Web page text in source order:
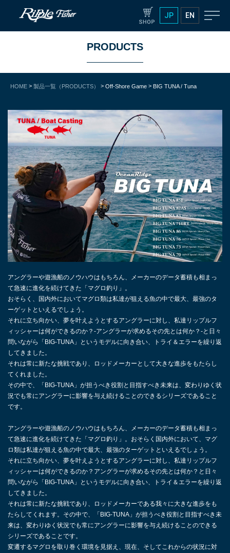
JP EN
PRODUCTS
HOME > 製品一覧（PRODUCTS） > Off-Shore Game > BIG TUNA / Tuna
アングラーや遊漁船のノウハウはもちろん、メーカーのデータ蓄積も相まっ
て急速に進化を続けてきた「マグロ釣り」。
おそらく、国内外においてマグロ類は私達が狙える魚の中で最大、最強のタ
ーゲットといえるでしょう。
それに立ち向かい、夢を叶えようとするアングラーに対し、私達リップルフ
ィッシャーは何ができるのか？-アングラーが求めるその先とは何か？-と日々
問いながら「BIG-TUNA」というモデルに向き合い、トライ＆エラーを繰り返
してきました。
それは常に新たな挑戦であり、ロッドメーカーとして大きな進歩をもたらし
てくれました。
その中で、「BIG-TUNA」が担うべき役割と目指すべき未来は、変わりゆく状
況でも常にアングラーに影響を与え続けることのできるシリーズであること
です。
アングラーや遊漁船のノウハウはもちろん、メーカーのデータ蓄積も相まっ
て急速に進化を続けてきた「マグロ釣り」。おそらく国内外において、マグ
ロ類は私達が狙える魚の中で最大、最強のターゲットといえるでしょう。
それに立ち向かい、夢を叶えようとするアングラーに対し、私達リップルフ
ィッシャーは何ができるのか？アングラーが求めるその先とは何か？と日々
問いながら「BIG-TUNA」というモデルに向き合い、トライ＆エラーを繰り返
してきました。
それは常に新たな挑戦であり、ロッドメーカーである我々に大きな進歩をも
たらしてくれます。その中で、「BIG-TUNA」が担うべき役割と目指すべき未
来は、変わりゆく状況でも常にアングラーに影響を与え続けることのできる
シリーズであることです。
変遷するマグロを取り巻く環境を見据え、現在、そしてこれからの状況に対